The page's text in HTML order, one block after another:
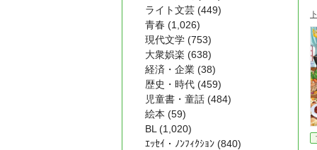
ライト文芸 (449)
青春 (1,026)
現代文学 (753)
大衆娯楽 (638)
経済・企業 (38)
歴史・時代 (459)
児童書・童話 (484)
絵本 (59)
BL (1,020)
ｴｯｾｲ・ﾉﾝﾌｨｸｼｮﾝ (840)